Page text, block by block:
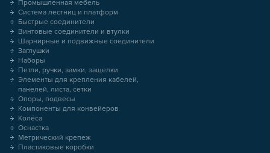
Промышленная мебель
Система лестниц и платформ
Быстрые соединители
Винтовые соединители и втулки
Шарнирные и подвижные соединители
Заглушки
Наборы
Петли, ручки, замки, защелки
Элементы для крепления кабелей,
панелей, листа, сетки
Опоры, подвесы
Компоненты для конвейеров
Колёса
Оснастка
Метрический крепеж
Пластиковые коробки